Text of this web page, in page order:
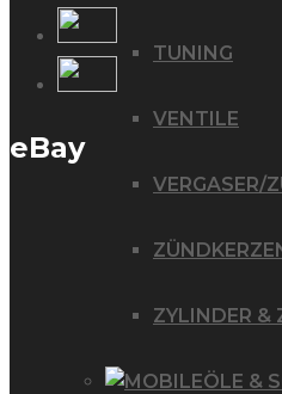
TUNING
VENTILE
VERGASER/
ZYLINDER &
ÖLE &
eBay